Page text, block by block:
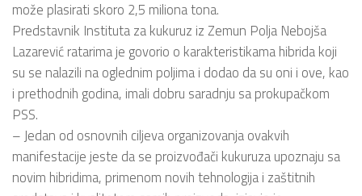
može plasirati skoro 2,5 miliona tona.
Predstavnik Instituta za kukuruz iz Zemun Polja Nebojša
Lazarević ratarima je govorio o karakteristikama hibrida koji
su se nalazili na oglednim poljima i dodao da su oni i ove, kao
i prethodnih godina, imali dobru saradnju sa prokupačkom
PSS.
– Jedan od osnovnih ciljeva organizovanja ovakvih
manifestacije jeste da se proizvođači kukuruza upoznaju sa
novim hibridima, primenom novih tehnologija i zaštitnih